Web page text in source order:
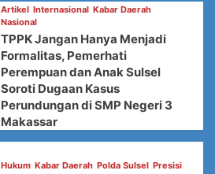
Artikel Internasional Kabar Daerah
Nasional
TPPK Jangan Hanya Menjadi
Formalitas, Pemerhati
Perempuan dan Anak Sulsel
Soroti Dugaan Kasus
Perundungan di SMP Negeri 3
Makassar
Hukum Kabar Daerah Polda Sulsel Presisi